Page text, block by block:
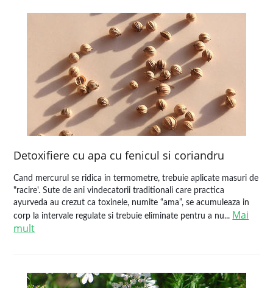
Detoxifiere cu apa cu fenicul si coriandru
Cand mercurul se ridica in termometre, trebuie aplicate masuri de
"racire'. Sute de ani vindecatorii traditionali care practica
ayurveda au crezut ca toxinele, numite “ama”, se acumuleaza in
corp la intervale regulate si trebuie eliminate pentru a nu... Mai
mult